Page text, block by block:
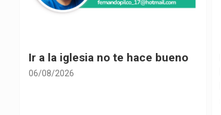
La memoria selectiva un mal en
los políticos, cuando la crítica